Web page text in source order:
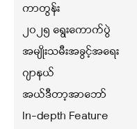
ကာတွန်း
၂၀၂၅ ရွေးကောက်ပွဲ
အမျိုးသမီးအခွင့်အရေး
ဂျာနယ်
အယ်ဒီတာ့အာဘော်
In-depth Feature